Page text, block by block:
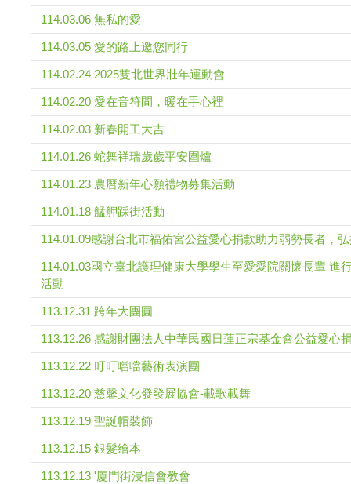
114.03.06 無私的愛
114.03.05 愛的路上邀您同行
114.02.24 2025雙北世界壯年運動會
114.02.20 愛在音符間，暖在手心裡
114.02.03 新春開工大吉
114.01.26 蛇舞祥瑞歲歲平安圍爐
114.01.23 農曆新年心願禮物募集活動
114.01.18 艋舺踩街活動
114.01.09感謝台北市福佑宮公益愛心捐款助力弱勢長者，
114.01.03國立臺北護理健康大學學生至愛愛院關懷長輩 進
活動
113.12.31 跨年大團圓
113.12.26 感謝財團法人中華民國日蓮正宗基金會公益愛心
113.12.22 叮叮噹噹藝術表演團
113.12.20 慈馨文化發發展協會-載歌載舞
113.12.19 聖誕帽裝飾
113.12.15 銀髮繪本
113.12.13 '廈門街浸信會教會